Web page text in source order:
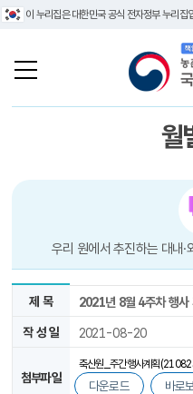
이 누리집은 대한민국 공식 전자정부 누리집
월
우리 원에서 추진하는 대내
제 목 2021년 8월 4주차 행사
작 성 일 2021-08-20
첨부파일
축산원_주간행사계획
다운로드 바로